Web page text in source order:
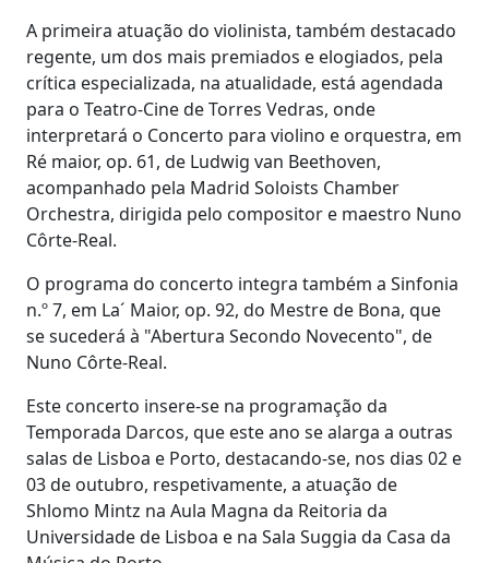
A primeira atuação do violinista, também destacado
regente, um dos mais premiados e elogiados, pela
crítica especializada, na atualidade, está agendada
para o Teatro-Cine de Torres Vedras, onde
interpretará o Concerto para violino e orquestra, em
Ré maior, op. 61, de Ludwig van Beethoven,
acompanhado pela Madrid Soloists Chamber
Orchestra, dirigida pelo compositor e maestro Nuno
Côrte-Real.
O programa do concerto integra também a Sinfonia
n.º 7, em La´ Maior, op. 92, do Mestre de Bona, que
se sucederá à "Abertura Secondo Novecento", de
Nuno Côrte-Real.
Este concerto insere-se na programação da
Temporada Darcos, que este ano se alarga a outras
salas de Lisboa e Porto, destacando-se, nos dias 02 e
03 de outubro, respetivamente, a atuação de
Shlomo Mintz na Aula Magna da Reitoria da
Universidade de Lisboa e na Sala Suggia da Casa da